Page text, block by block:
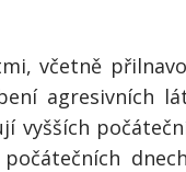
včetně
agresivních
vyšších